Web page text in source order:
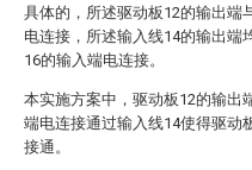
具体的，所述驱动板12的输出端
电连接，所述输入线14的输出端
16的输入端电连接。
本实施方案中，驱动板12的输出
端电连接通过输入线14使得驱动
接通。